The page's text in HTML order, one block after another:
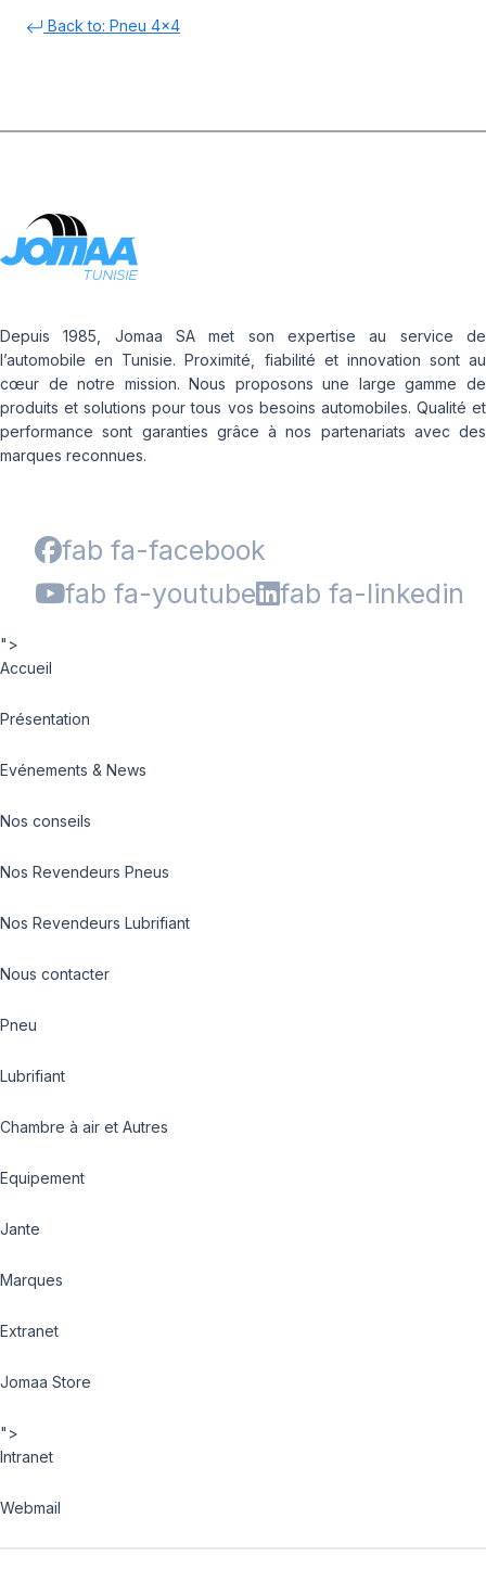
Back to: Pneu 4x4
Depuis 1985, Jomaa SA met son expertise au service de
l’automobile en Tunisie. Proximité, fiabilité et innovation sont au
cœur de notre mission. Nous proposons une large gamme de
produits et solutions pour tous vos besoins automobiles. Qualité et
performance sont garanties grâce à nos partenariats avec des
marques reconnues.
fab fa-facebook
fab fa-youtube
fab fa-linkedin
">
Accueil
Présentation
Evénements & News
Nos conseils
Nos Revendeurs Pneus
Nos Revendeurs Lubrifiant
Nous contacter
Pneu
Lubrifiant
Chambre à air et Autres
Equipement
Jante
Marques
Extranet
Jomaa Store
">
Intranet
Webmail